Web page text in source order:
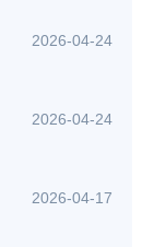
2026-04-24
2026-04-24
2026-04-17